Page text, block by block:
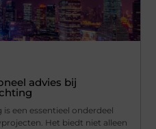
advies bij
een essentieel onderdeel
Het biedt niet alleen